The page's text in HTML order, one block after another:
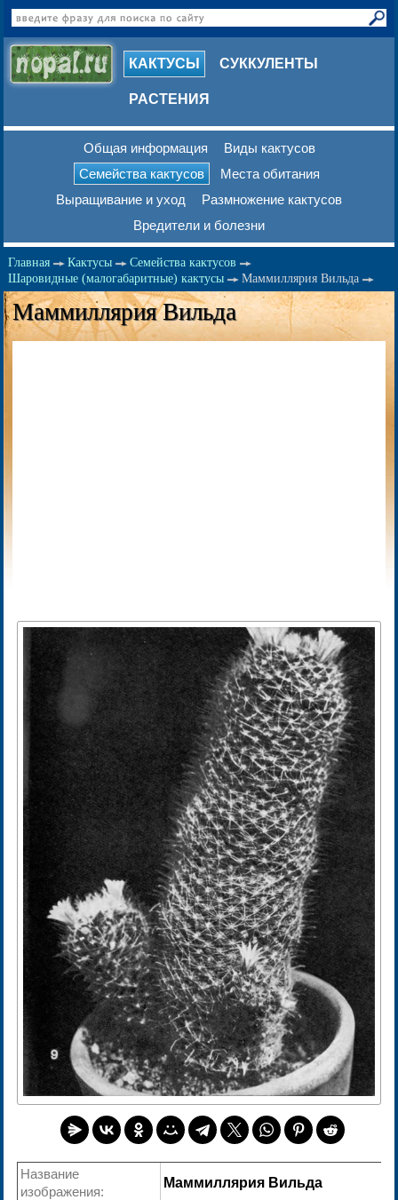
КАКТУСЫ СУККУЛЕНТЫ
РАСТЕНИЯ
Общая информация
Виды кактусов
Семейства кактусов
Места обитания
Выращивание и уход
Размножение кактусов
Вредители и болезни
Главная Кактусы
Семейства кактусов
Шаровидные (малогабаритные) кактусы
Маммиллярия Вильда
Маммиллярия Вильда
Название
изображения:
Маммиллярия Вильда